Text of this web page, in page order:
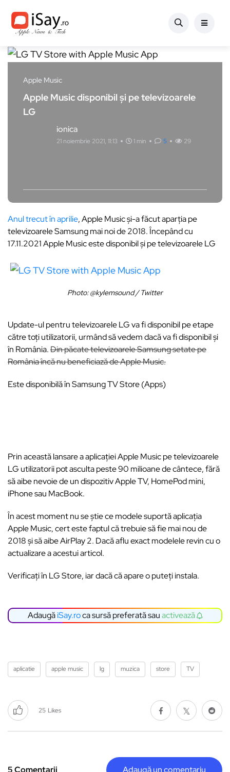
Apple Music
Apple Music disponibil și pe televizoarele
LG
ionica
21 noiembrie 2021, 11:13 1 min 5 29
Anul trecut în aprilie, Apple Music și-a făcut aparția pe
televizoarele Samsung mai noi de 2018. Începând cu
17.11.2021 Apple Music este disponibil și pe televizoarele LG
Photo: @kylemsound / Twitter
Update-ul pentru televizoarele LG va fi disponibil pe etape
către toți utilizatorii, urmând să vedem dacă va fi disponibil și
în România.Din păcate televizoarele Samsung setate pe
România încă nu beneficiază de Apple Music.
Este disponibilă în Samsung TV Store (Apps)
Prin această lansare a aplicației Apple Music pe televizoarele
LG utilizatorii pot asculta peste 90 milioane de cântece, fără
să aibe nevoie de un dispozitiv Apple TV, HomePod mini,
iPhone sau MacBook.
În acest moment nu se știe ce modele suportă aplicația
Apple Music, cert este faptul că trebuie să fie mai nou de
2018 și să aibe AirPlay 2. Dacă aflu exact modelele revin cu o
actualizare a acestui articol.
Verificați în LG Store, iar dacă că apare o puteți instala.
AdaugăiSay.roca sursă preferată sauactivează
aplicatie apple music lg muzica store TV
25 Likes
5 Comentarii Adaugă un comentariu